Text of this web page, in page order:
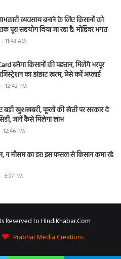
व्यवसाय बनाने के लिए किसानों को
पूरा सहयोग दिया जा रहा है: मोहिंदर भगत
11:43 AM
बनेगा किसानों की पहचान, मिलेंगे भरपूर
रजिस्ट्रेशन का झंझट खत्म, ऐसे करें अप्लाई
12:42 PM
बड़ी खुशखबरी, फूलों की खेती पर सरकार दे
जानें कैसे मिलेगा लाभ
12:46 PM
न मौसम का डर! इस फसल से किसान कमा रहे
6:07 PM
Reserved to HindiKhabar.Com
Prabhat Media Creations